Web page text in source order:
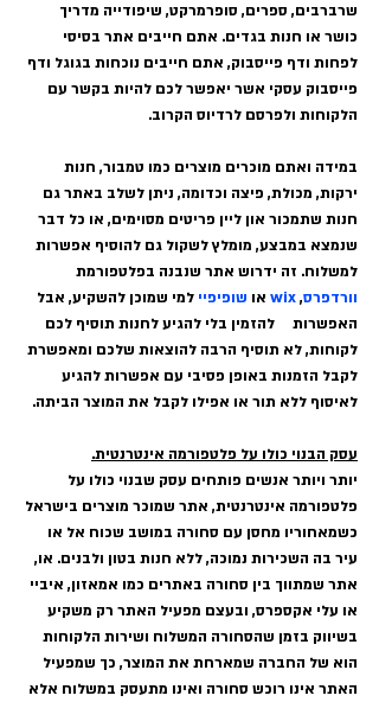
שרברבים, ספרים, סופרמרקט, שיפודייה מדריך
כושר או חנות בגדים. אתם חייבים אתר בסיסי
לפחות ודף פייסבוק, אתם חייבים נוכחות בגוגל ודף
פייסבוק עסקי אשר יאפשר לכם להיות בקשר עם
הלקוחות ולפרסם לרדיוס הקרוב.
במידה ואתם מוכרים מוצרים כמו טמבור, חנות
ירקות, מכולת, פיצה וכדומה, ניתן לשלב באתר גם
חנות שתמכור און ליין פריטים מסוימים, או כל דבר
שנמצא במבצע, מומלץ לשקול גם להוסיף אפשרות
למשלוח. זה ידרוש אתר שנבנה בפלטפורמת
וורדפרס,
wix או שופיפיי למי שמוכן להשקיע, אבל
האפשרות     להזמין בלי להגיע לחנות תוסיף לכם
לקוחות, לא תוסיף הרבה להוצאות שלכם ומאפשרת
לקבל הזמנות באופן פסיבי עם אפשרות להגיע
לאיסוף ללא תור או אפילו לקבל את המוצר הביתה.
עסק הבנוי כולו על פלטפורמה אינטרנטית.
יותר ויותר אנשים פותחים עסק שבנוי כולו על
פלטפורמה אינטרנטית, אתר שמוכר מוצרים בישראל
כשמאחוריו מחסן עם סחורה במושב שכוח אל או
עיר בה השכירות נמוכה, ללא חנות בטון ולבנים. או,
אתר שמתווך בין סחורה באתרים כמו אמאזון, איביי
או עלי אקספרס, ובעצם מפעיל האתר רק משקיע
בשיווק בזמן שהסחורה המשלוח ושירות הלקוחות
הוא של החברה שמארחת את המוצר, כך שמפעיל
האתר אינו רוכש סחורה ואינו מתעסק במשלוח אלא